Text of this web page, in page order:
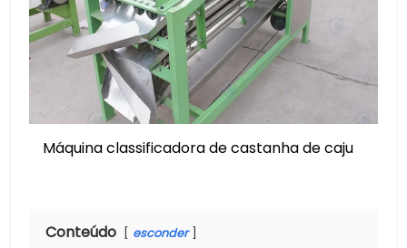
Máquina classificadora de castanha de caju
Conteúdo esconder